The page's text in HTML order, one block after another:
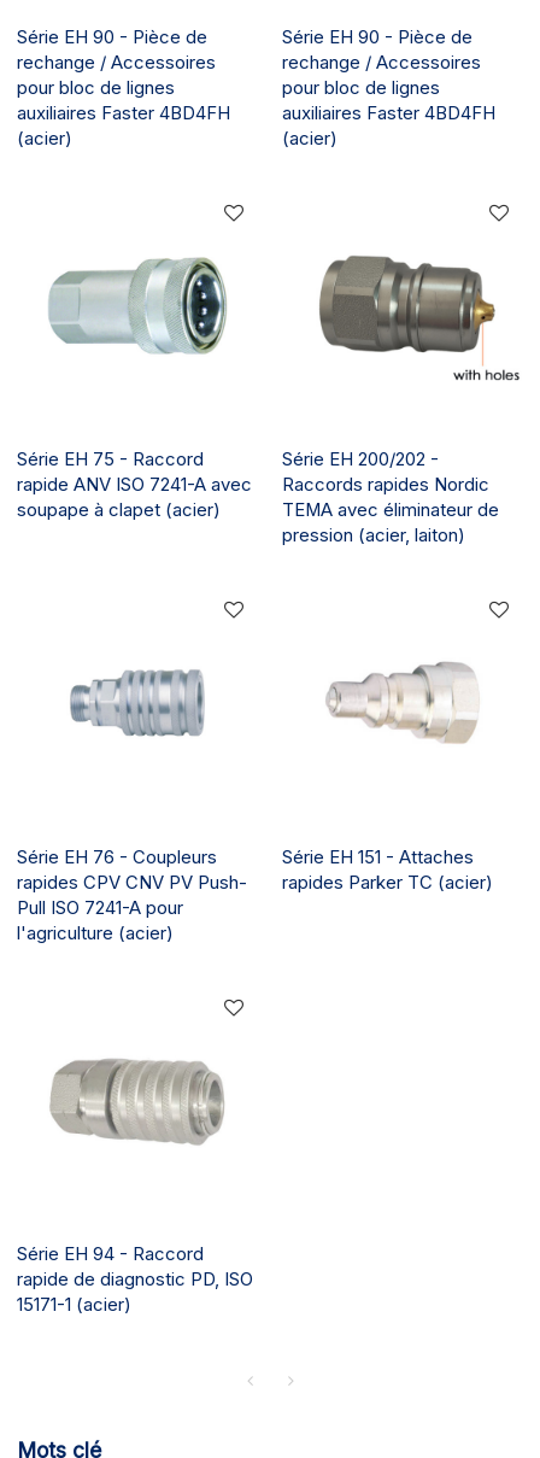
Série EH 90 - Pièce de
rechange / Accessoires
pour bloc de lignes
auxiliaires Faster 4BD4FH
(acier)
Série EH 90 - Pièce de
rechange / Accessoires
pour bloc de lignes
auxiliaires Faster 4BD4FH
(acier)
Série EH 75 - Raccord
rapide ANV ISO 7241-A avec
soupape à clapet (acier)
Série EH 200/202 -
Raccords rapides Nordic
TEMA avec éliminateur de
pression (acier, laiton)
Série EH 76 - Coupleurs
rapides CPV CNV PV Push-
Pull ISO 7241-A pour
l'agriculture (acier)
Série EH 151 - Attaches
rapides Parker TC (acier)
Série EH 94 - Raccord
rapide de diagnostic PD, ISO
15171-1 (acier)
Mots clé